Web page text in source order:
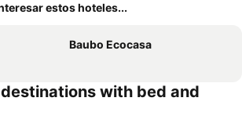
estos hoteles...
Baubo Ecocasa
with bed and